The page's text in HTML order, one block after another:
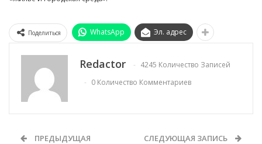
Поделиться WhatsApp Эл. адрес
Redactor
4245 Количество Записей
0 Количество Комментариев
ПРЕДЫДУЩАЯ
СЛЕДУЮЩАЯ ЗАПИСЬ